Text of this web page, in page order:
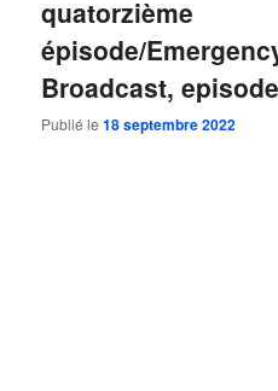
quatorzième
épisode/
Broadcast,
Publié le18 septembre 2022